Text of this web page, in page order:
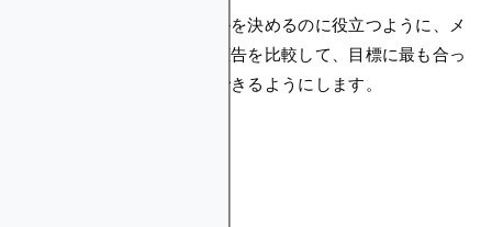
広告予算をどこに投資するかを決めるのに役立つように、メ
タ広告とブロックチェーン広告を比較して、目標に最も合っ
たプラットフォームを選択できるようにします。